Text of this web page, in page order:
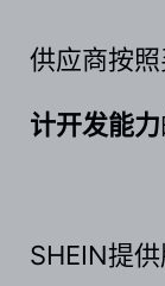
供应商按照
计开发能力
SHEIN提